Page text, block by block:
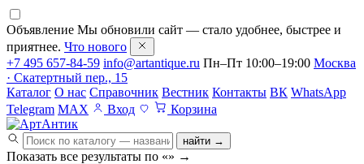
Объявление Мы обновили сайт — стало удобнее, быстрее и
приятнее. Что нового
+7 495 657-84-59 info@artantique.ru Пн–Пт 10:00–19:00 Москва
· Скатертный пер., 15
Каталог О нас Справочник Вестник Контакты ВК WhatsApp
Telegram MAX Вход Корзина
найти →
Показать все результаты по «» →